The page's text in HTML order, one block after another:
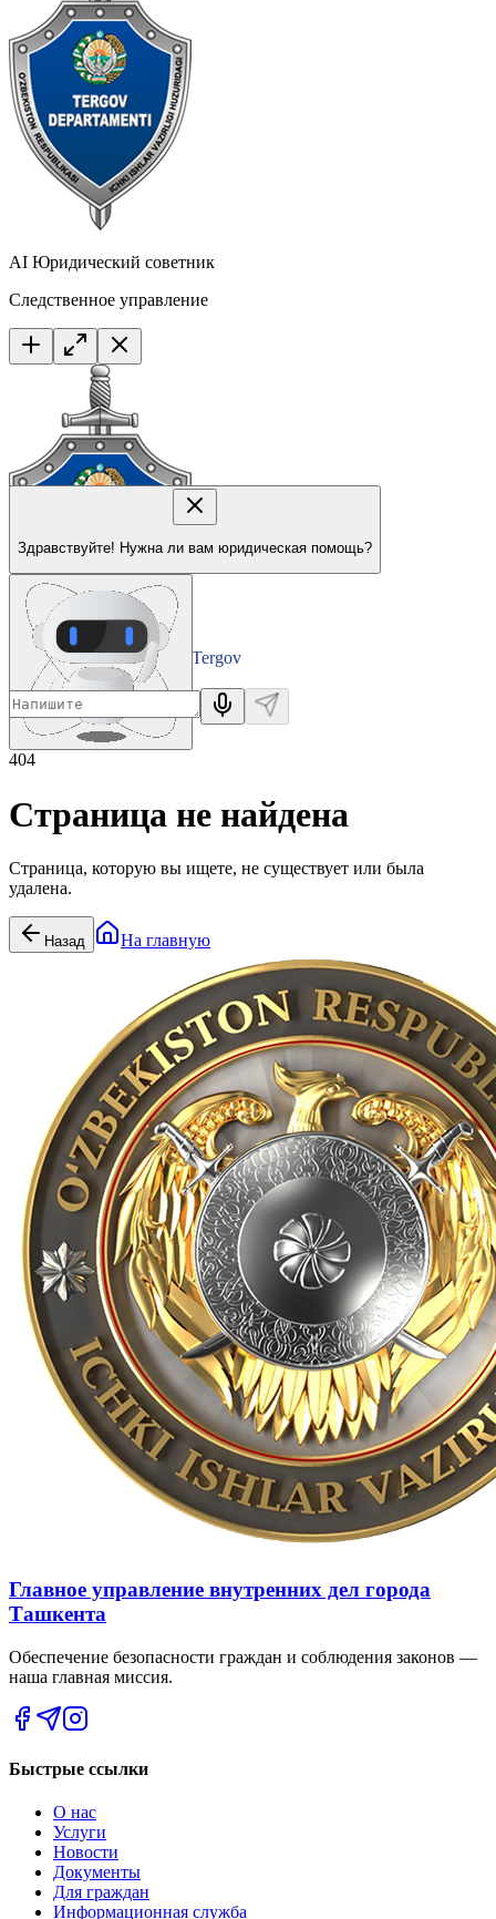
AI Юридический советник
Следственное управление
Tergov
Departamenti
Здравствуйте! Нужна ли вам юридическая помощь?
404
Страница не найдена
Страница, которую вы ищете, не существует или была
удалена.
Назад На главную
Главное управление внутренних дел города
Ташкента
Обеспечение безопасности граждан и соблюдения законов —
наша главная миссия.
Быстрые ссылки
О нас
Услуги
Новости
Документы
Для граждан
Информационная служба